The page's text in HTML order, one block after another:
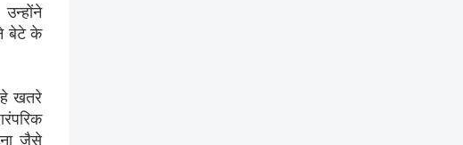
बेटे के
खतरे
जैसे